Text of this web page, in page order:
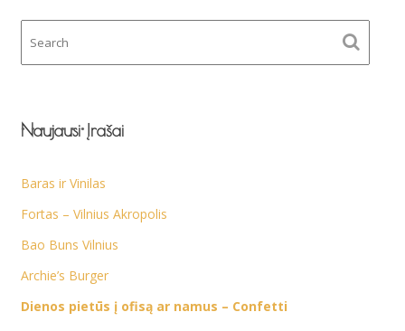
Naujausi Įrašai
Baras ir Vinilas
Fortas – Vilnius Akropolis
Bao Buns Vilnius
Archie’s Burger
Dienos pietūs į ofisą ar namus – Confetti